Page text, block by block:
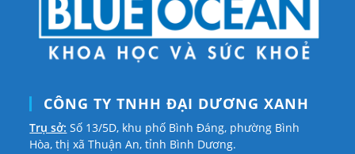
CÔNG TY TNHH ĐẠI DƯƠNG XANH
Trụ sở: Số 13/5D, khu phố Bình Đáng, phường Bình
Hòa, thị xã Thuận An, tỉnh Bình Dương.